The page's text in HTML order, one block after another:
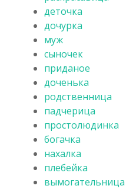
деточка
дочурка
муж
сыночек
приданое
доченька
родственница
падчерица
простолюдинка
богачка
нахалка
плебейка
вымогательница